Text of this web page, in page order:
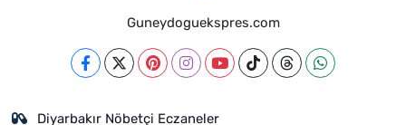
Guneydoguekspres.com
Diyarbakır Nöbetçi Eczaneler